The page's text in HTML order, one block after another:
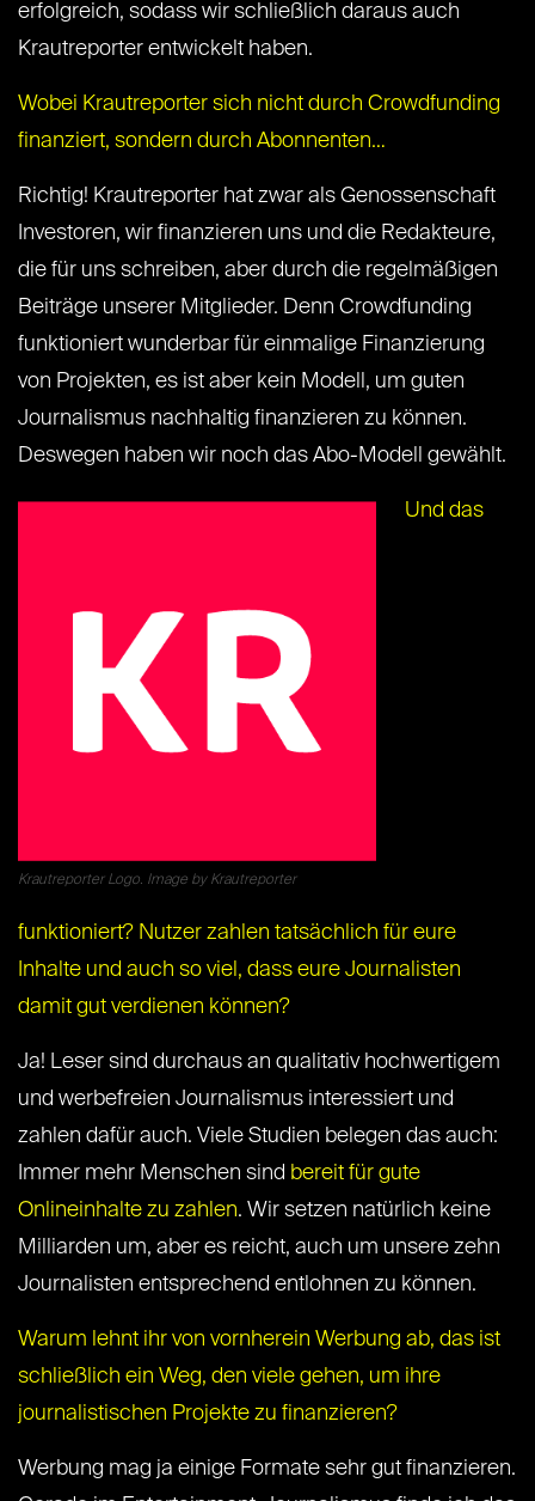
erfolgreich, sodass wir schließlich daraus auch
Krautreporter entwickelt haben.
Wobei Krautreporter sich nicht durch Crowdfunding
finanziert, sondern durch Abonnenten…
Richtig! Krautreporter hat zwar als Genossenschaft
Investoren, wir finanzieren uns und die Redakteure,
die für uns schreiben, aber durch die regelmäßigen
Beiträge unserer Mitglieder. Denn Crowdfunding
funktioniert wunderbar für einmalige Finanzierung
von Projekten, es ist aber kein Modell, um guten
Journalismus nachhaltig finanzieren zu können.
Deswegen haben wir noch das Abo-Modell gewählt.
Krautreporter Logo. Image by Krautreporter
Und das
funktioniert? Nutzer zahlen tatsächlich für eure
Inhalte und auch so viel, dass eure Journalisten
damit gut verdienen können?
Ja! Leser sind durchaus an qualitativ hochwertigem
und werbefreien Journalismus interessiert und
zahlen dafür auch. Viele Studien belegen das auch:
Immer mehr Menschen sind bereit für gute
Onlineinhalte zu zahlen. Wir setzen natürlich keine
Milliarden um, aber es reicht, auch um unsere zehn
Journalisten entsprechend entlohnen zu können.
Warum lehnt ihr von vornherein Werbung ab, das ist
schließlich ein Weg, den viele gehen, um ihre
journalistischen Projekte zu finanzieren?
Werbung mag ja einige Formate sehr gut finanzieren.